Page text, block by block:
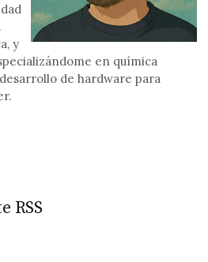
y
en química
de hardware para
RSS